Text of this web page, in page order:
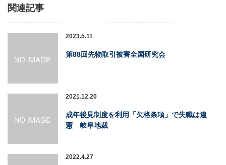
関連記事
2023.5.11
第88回先物取引被害全国研究会
2021.12.20
成年後見制度を利用「欠格条項」で失職は違
憲 岐阜地裁
2022.4.27